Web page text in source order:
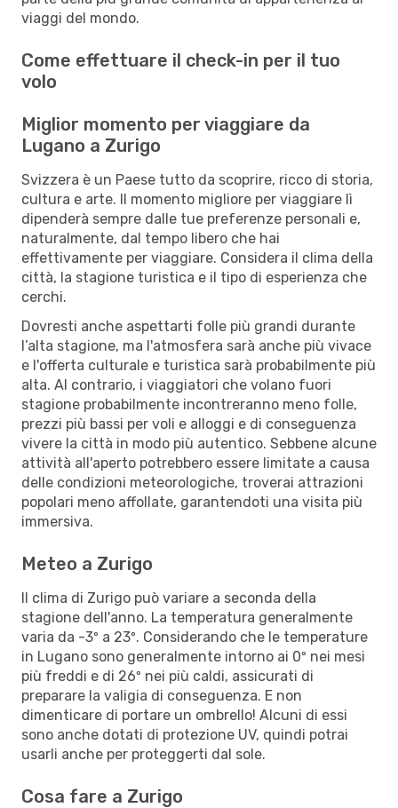
viaggi del mondo.
Come effettuare il check-in per il tuo
volo
Miglior momento per viaggiare da
Lugano a Zurigo
Svizzera è un Paese tutto da scoprire, ricco di storia,
cultura e arte. Il momento migliore per viaggiare lì
dipenderà sempre dalle tue preferenze personali e,
naturalmente, dal tempo libero che hai
effettivamente per viaggiare. Considera il clima della
città, la stagione turistica e il tipo di esperienza che
cerchi.
Dovresti anche aspettarti folle più grandi durante
l’alta stagione, ma l'atmosfera sarà anche più vivace
e l'offerta culturale e turistica sarà probabilmente più
alta. Al contrario, i viaggiatori che volano fuori
stagione probabilmente incontreranno meno folle,
prezzi più bassi per voli e alloggi e di conseguenza
vivere la città in modo più autentico. Sebbene alcune
attività all'aperto potrebbero essere limitate a causa
delle condizioni meteorologiche, troverai attrazioni
popolari meno affollate, garantendoti una visita più
immersiva.
Meteo a Zurigo
Il clima di Zurigo può variare a seconda della
stagione dell'anno. La temperatura generalmente
varia da -3º a 23º. Considerando che le temperature
in Lugano sono generalmente intorno ai 0º nei mesi
più freddi e di 26º nei più caldi, assicurati di
preparare la valigia di conseguenza. E non
dimenticare di portare un ombrello! Alcuni di essi
sono anche dotati di protezione UV, quindi potrai
usarli anche per proteggerti dal sole.
Cosa fare a Zurigo